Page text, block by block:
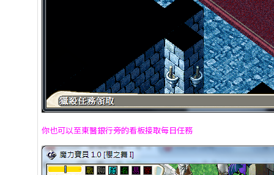
你也可以至東醫銀行旁的看板接取每日任務